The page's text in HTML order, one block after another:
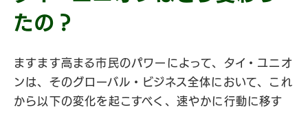
たの？
ますます高まる市民のパワーによって、タイ・ユニオ
ンは、そのグローバル・ビジネス全体において、これ
から以下の変化を起こすべく、速やかに行動に移す